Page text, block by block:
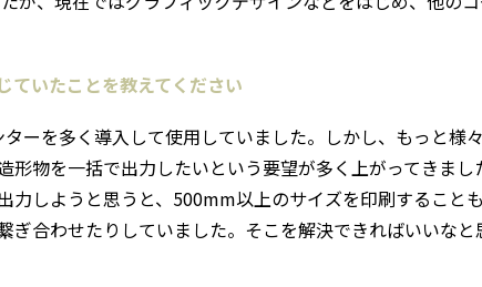
いたことを教えてください
ターを多く導入して使用していました。しかし、もっと様
形物を一括で出力したいという要望が多く上がってきま
力しようと思うと、500mm以上のサイズを印刷すること
ぎ合わせたりしていました。そこを解決できればいいな